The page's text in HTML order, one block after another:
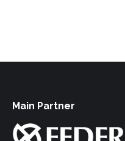
Main Partner